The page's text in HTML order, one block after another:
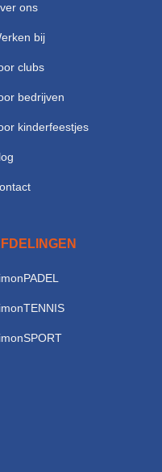
ons
bij
clubs
bedrijven
kinderfeestjes